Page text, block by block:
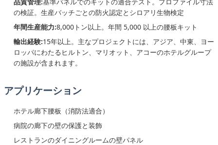
の検証。生産バッチごとの防火認定とシロアリ生物検定
年間生産能力:8,000トン以上。年間 5,000 以上の腰板キット
輸出経験:15年以上。主なプロジェクトには、アジア、中東、ヨー
ロッパにわたるヒルトン、マリオット、アコーのホテルグループ
の施設が含まれます。
アプリケーション
ホテル廊下腰板（消防法適合）
病院の廊下の壁の保護と装飾
レストランのダイニングルームの壁パネル